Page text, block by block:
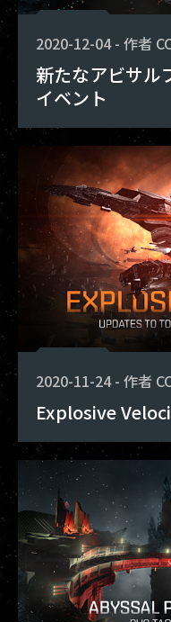
2020-12-04 - 作者
新たなアビサル
イベント
2020-11-24 - 作者
Explosive